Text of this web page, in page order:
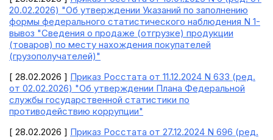
20.02.2026) "Об утверждении Указаний по заполнению
формы федерального статистического наблюдения N 1-
вывоз "Сведения о продаже (отгрузке) продукции
(товаров) по месту нахождения покупателей
(грузополучателей)"
[ 28.02.2026 ] Приказ Росстата от 11.12.2024 N 633 (ред.
от 02.02.2026) "Об утверждении Плана Федеральной
службы государственной статистики по
противодействию коррупции"
[ 28.02.2026 ] Приказ Росстата от 27.12.2024 N 696 (ред.